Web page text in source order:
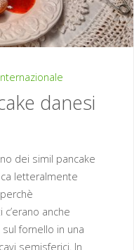
danesi
dei simil pancake
letteralmente
anche
fornello in una
semisferici. In